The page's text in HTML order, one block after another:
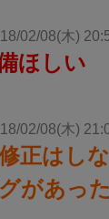
02/08(木)
ほしい
02/08(木)
正はし
があっ